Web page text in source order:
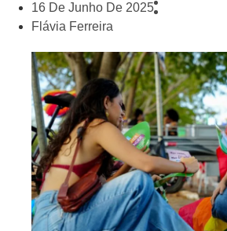
16 De Junho De 2025
Flávia Ferreira